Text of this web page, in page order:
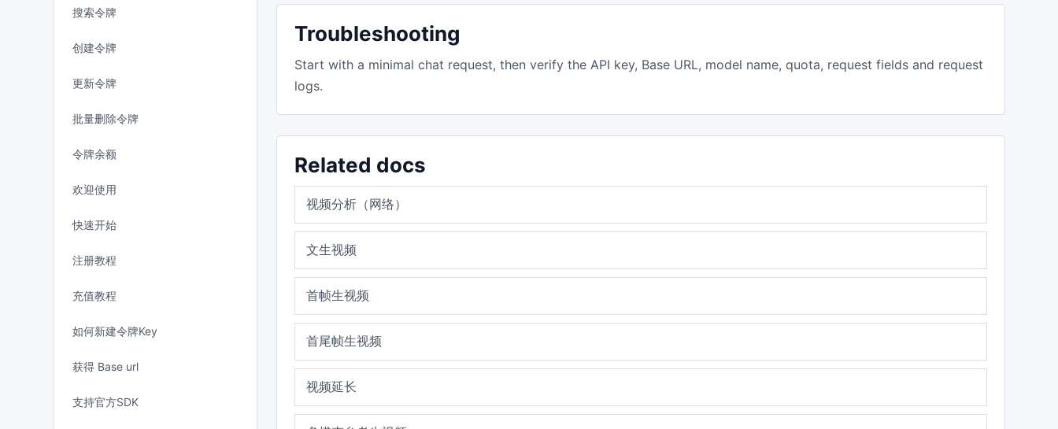
搜索令牌
创建令牌
更新令牌
批量删除令牌
令牌余额
欢迎使用
快速开始
注册教程
充值教程
如何新建令牌Key
获得 Base url
支持官方SDK
Troubleshooting
Start with a minimal chat request, then verify the API key, Base URL, model name, quota, request fields and request
logs.
Related docs
视频分析（网络）
文生视频
首帧生视频
首尾帧生视频
视频延长